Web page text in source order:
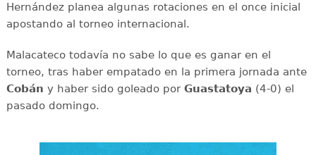
Hernández planea algunas rotaciones en el once inicial
apostando al torneo internacional.
Malacateco todavía no sabe lo que es ganar en el
torneo, tras haber empatado en la primera jornada ante
Cobán y haber sido goleado por Guastatoya (4-0) el
pasado domingo.